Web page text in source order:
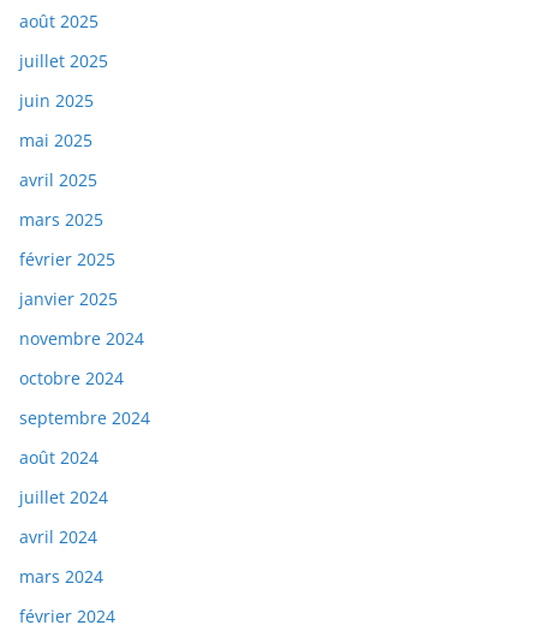
août 2025
juillet 2025
juin 2025
mai 2025
avril 2025
mars 2025
février 2025
janvier 2025
novembre 2024
octobre 2024
septembre 2024
août 2024
juillet 2024
avril 2024
mars 2024
février 2024